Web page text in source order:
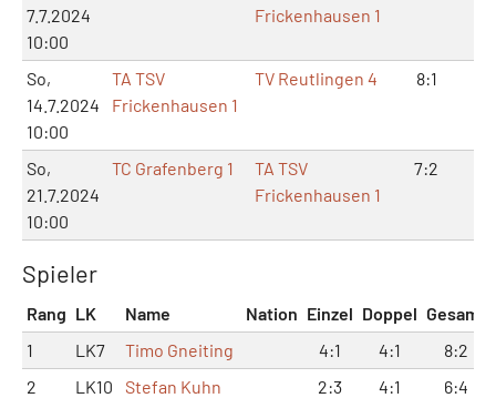
7.7.2024
10:00
Frickenhausen 1
So,
14.7.2024
10:00
TA TSV
Frickenhausen 1
TV Reutlingen 4 8:1
So,
21.7.2024
10:00
TC Grafenberg 1
TA TSV
Frickenhausen 1
7:2
Spieler
Rang LK Name Nation Einzel Doppel Gesamt
1
LK7 Timo Gneiting 4:1 4:1
8:2
2
LK10 Stefan Kuhn 2:3 4:1
6:4